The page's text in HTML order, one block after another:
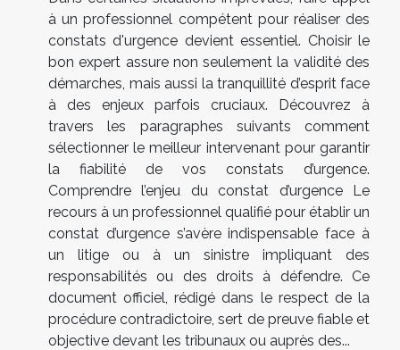
à un professionnel compétent pour réaliser des
constats d'urgence devient essentiel. Choisir le
bon expert assure non seulement la validité des
démarches, mais aussi la tranquillité d’esprit face
à des enjeux parfois cruciaux. Découvrez à
travers les paragraphes suivants comment
sélectionner le meilleur intervenant pour garantir
la fiabilité de vos constats d’urgence.
Comprendre l’enjeu du constat d’urgence Le
recours à un professionnel qualifié pour établir un
constat d’urgence s’avère indispensable face à
un litige ou à un sinistre impliquant des
responsabilités ou des droits à défendre. Ce
document officiel, rédigé dans le respect de la
procédure contradictoire, sert de preuve fiable et
objective devant les tribunaux ou auprès des...